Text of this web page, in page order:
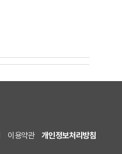
이용약관
개인정보처리방침